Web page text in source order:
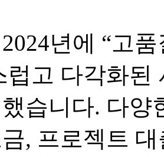
년에 “고
럽고 다각화된
습니다. 다
, 프로젝트